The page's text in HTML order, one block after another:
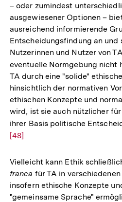
– oder zumindest
ausgewiesener Optionen –
ausreichend informierende
Entscheidungsfindung an und
Nutzerinnen und Nutzer von
eventuelle Normgebung nicht
TA durch eine "solide"
hinsichtlich der normativen
ethischen Konzepte und
wird, ist sie auch nützlicher
ihrer Basis politische
[48]
Vielleicht kann Ethik
franca für TA in
insofern ethische Konzepte
"gemeinsame Sprache"